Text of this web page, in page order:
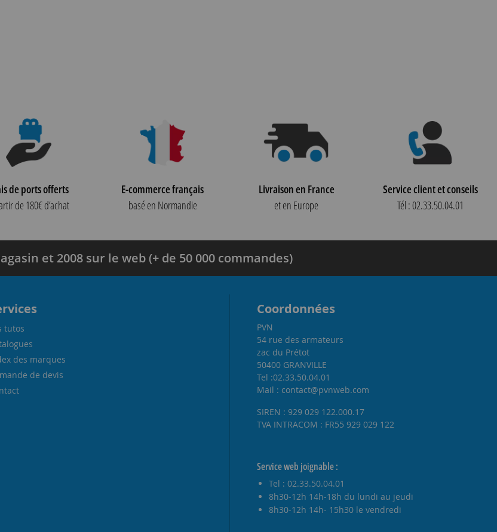
de ports offerts
de 180€ d’achat
E-commerce français
basé en Normandie
Livraison en France
et en Europe
Service client et conseils
Tél : 02.33.50.04.01
et 2008 sur le web (+ de 50 000 commandes)
tutos
des marques
de devis
Coordonnées
PVN
54 rue des armateurs
zac du Prétot
50400 GRANVILLE
Tel :02.33.50.04.01
Mail : contact@pvnweb.com
SIREN : 929 029 122.000.17
TVA INTRACOM : FR55 929 029 122
Service web joignable :
Tel : 02.33.50.04.01
8h30-12h 14h-18h du lundi au jeudi
8h30-12h 14h- 15h30 le vendredi